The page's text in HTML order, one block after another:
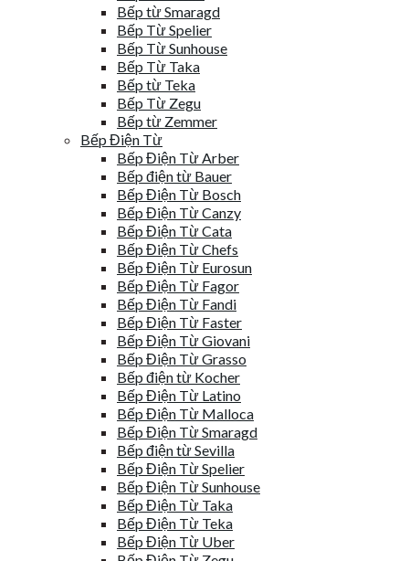
Bếp từ Smaragd
Bếp Từ Spelier
Bếp Từ Sunhouse
Bếp Từ Taka
Bếp từ Teka
Bếp Từ Zegu
Bếp từ Zemmer
Bếp Điện Từ
Bếp Điện Từ Arber
Bếp điện từ Bauer
Bếp Điện Từ Bosch
Bếp Điện Từ Canzy
Bếp Điện Từ Cata
Bếp Điện Từ Chefs
Bếp Điện Từ Eurosun
Bếp Điện Từ Fagor
Bếp Điện Từ Fandi
Bếp Điện Từ Faster
Bếp Điện Từ Giovani
Bếp Điện Từ Grasso
Bếp điện từ Kocher
Bếp Điện Từ Latino
Bếp Điện Từ Malloca
Bếp Điện Từ Smaragd
Bếp điện từ Sevilla
Bếp Điện Từ Spelier
Bếp Điện Từ Sunhouse
Bếp Điện Từ Taka
Bếp Điện Từ Teka
Bếp Điện Từ Uber